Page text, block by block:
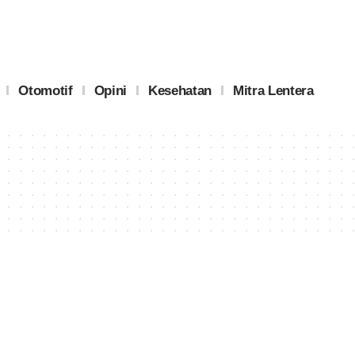
Otomotif Opini Kesehatan Mitra Lentera